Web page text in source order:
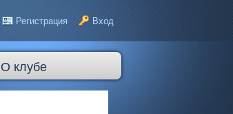
Регистрация Вход
О клубе